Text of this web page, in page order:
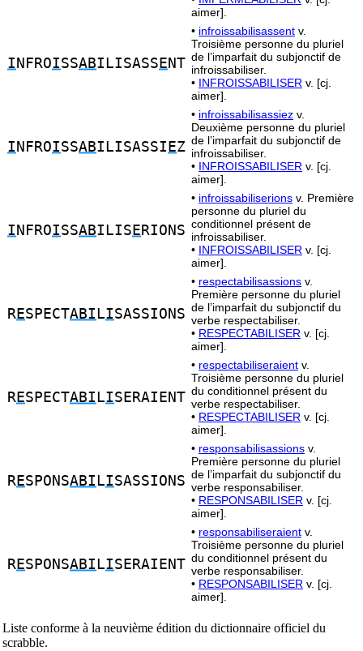
aimer].
I NFROISSABILISASS E NT
• infroissabilisassent v.
Troisième personne du pluriel
de l’imparfait du subjonctif de
infroissabiliser.
• INFROISSABILISER v. [cj.
aimer].
I NFROISSABILISASSI EZ
• infroissabilisassiez v.
Deuxième personne du pluriel
de l’imparfait du subjonctif de
infroissabiliser.
• INFROISSABILISER v. [cj.
aimer].
I NFROISSABILIS E RIONS
• infroissabiliserions v. Première
personne du pluriel du
conditionnel présent de
infroissabiliser.
• INFROISSABILISER v. [cj.
aimer].
RESPECTABI LISASSIONS
• respectabilisassions v.
Première personne du pluriel
de l’imparfait du subjonctif du
verbe respectabiliser.
• RESPECTABILISER v. [cj.
aimer].
RESPECTABI LISERAIENT
• respectabiliseraient v.
Troisième personne du pluriel
du conditionnel présent du
verbe respectabiliser.
• RESPECTABILISER v. [cj.
aimer].
RESPONSABI LISASSIONS
• responsabilisassions v.
Première personne du pluriel
de l’imparfait du subjonctif du
verbe responsabiliser.
• RESPONSABILISER v. [cj.
aimer].
RESPONSABI LISERAIENT
• responsabiliseraient v.
Troisième personne du pluriel
du conditionnel présent du
verbe responsabiliser.
• RESPONSABILISER v. [cj.
aimer].
Liste conforme à la neuvième édition du dictionnaire officiel du
scrabble.